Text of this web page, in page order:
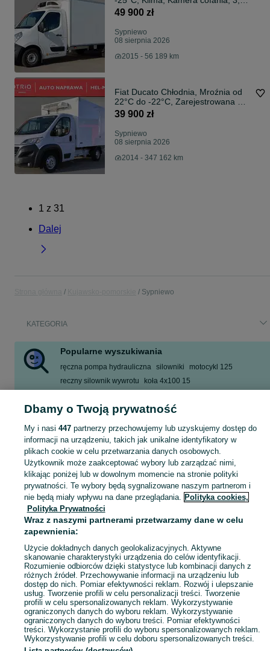
- HAK, VAT-Marża!
49 900 zł
Sypniewo
08 sierpnia 2026
2015 - 56 189 km
Fiat Ducato Chłodnia, Mroźnia od
22°C do -22°C, Zarejestrowana w
Polsce!
39 900 zł
Sypniewo
08 sierpnia 2026
2014 - 347 162 km
1 z 31
Dalej
Sypniewo
KATEGORIA
Popularne wyszukiwania
ręczna pompa hydrauliczna silowniki
motocykl 125
reczny silownik wywrotu
koła 4x100 15
skrzynia ładunkowa
Zobacz Więcej
Skorzystaj z największego serwisu ogłoszeniowego - Sypniewo i okolice! Kupuj to, czego pragniesz i sprzedawaj to, czego już nie potrzebujesz! Zobacz
Mapa kategorii
Mapa miejscowości
Mapa ministron
Popularne wyszukiwania
Dbamy o Twoją prywatność
My i nasi 447partnerzy przechowujemy lub uzyskujemy dostęp do
informacji na urządzeniu, takich jak unikalne identyfikatory w
plikach cookie w celu przetwarzania danych osobowych.
Użytkownik może zaakceptować wybory lub zarządzać nimi,
klikając poniżej lub w dowolnym momencie na stronie polityki
prywatności. Te wybory będą sygnalizowane naszym partnerom i
nie będą miały wpływu na dane przeglądania. Polityka cookies,
Polityka Prywatności
Wraz z naszymi partnerami przetwarzamy dane w celu
zapewnienia:
Użycie dokładnych danych geolokalizacyjnych. Aktywne
skanowanie charakterystyki urządzenia do celów identyfikacji.
Rozumienie odbiorców dzięki statystyce lub kombinacji danych z
różnych źródeł. Przechowywanie informacji na urządzeniu lub
dostęp do nich. Pomiar efektywności reklam. Rozwój i ulepszanie
usług. Tworzenie profili w celu personalizacji treści. Tworzenie
profili w celu spersonalizowanych reklam. Wykorzystywanie
ograniczonych danych do wyboru reklam. Wykorzystywanie
ograniczonych danych do wyboru treści. Pomiar efektywności
treści. Wykorzystanie profili do wyboru spersonalizowanych reklam.
Wykorzystywanie profili w celu doboru spersonalizowanych treści.